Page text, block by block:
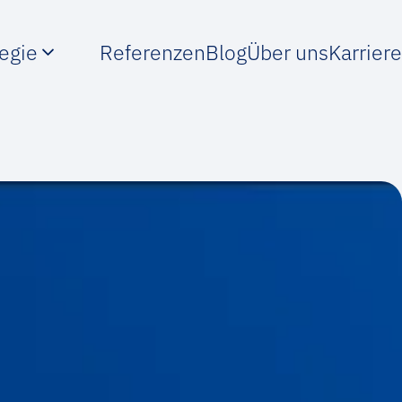
ReferenzenBlogÜber unsKarriere